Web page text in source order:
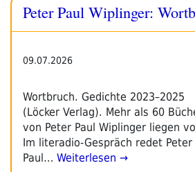
Peter Paul Wiplinger:
09.07.2026
Wortbruch. Gedichte 2023–2025
(Löcker Verlag). Mehr als 60
von Peter Paul Wiplinger liegen
Im literadio-Gespräch redet Peter
Paul… Weiterlesen →